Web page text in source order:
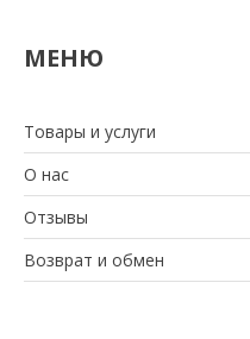
Товары и услуги
О нас
Отзывы
Возврат и обмен